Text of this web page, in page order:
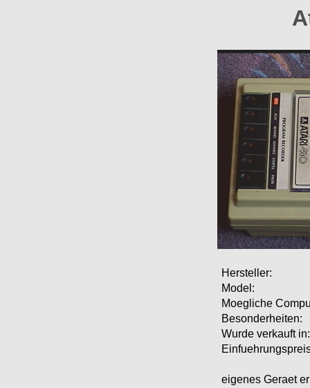
Hersteller:
Model:
Moegliche
Besonderheiten:
Wurde verkauft in:
eigenes Geraet